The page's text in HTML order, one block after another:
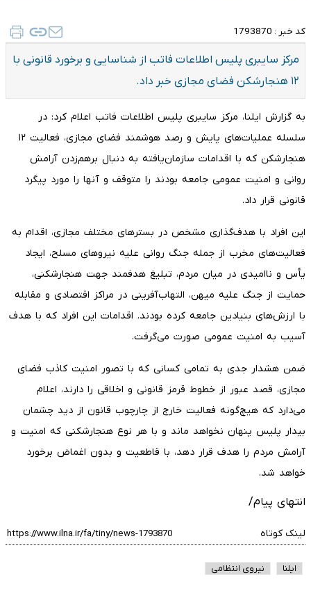
کد خبر : 1793870
مرکز سایبری پلیس اطلاعات فاتب از شناسایی و برخورد قانونی با
۱۲ هنجارشکن فضای مجازی خبر داد.
به گزارش ایلنا، مرکز سایبری پلیس اطلاعات فاتب اعلام کرد: در
سلسله عملیات‌های پایش و رصد هوشمند فضای مجازی، فعالیت ۱۲
هنجارشکن که با اقدامات سازمان‌یافته به دنبال برهم‌زدن آرامش
روانی و امنیت عمومی جامعه بودند را متوقف و آنها را مورد پیگرد
قانونی قرار داد.
این افراد با هدف‌گذاری مشخص در بستر‌های مختلف مجازی، اقدام به
فعالیت‌های مخرب از جمله جنگ روانی علیه نیرو‌های مسلح، ایجاد
یأس و ناامیدی در میان مردم، تبلیغ هدفمند جهت هنجارشکنی،
حمایت از جنگ علیه میهن، التهاب‌آفرینی در مراکز اقتصادی و مقابله
با ارزش‌های بنیادین جامعه کرده بودند. اقدامات این افراد که با هدف
آسیب به امنیت عمومی صورت می‌گرفت.
ضمن هشدار جدی به تمامی کسانی که با تصور امنیت کاذب فضای
مجازی، قصد عبور از خطوط قرمز قانونی و اخلاقی را دارند، اعلام
می‌دارد که هیچ‌گونه فعالیت خارج از چارچوب قانون از دید چشمان
بیدار پلیس پنهان نخواهد ماند و با هر نوع هنجارشکنی که امنیت و
آرامش مردم را هدف قرار دهد، با قاطعیت و بدون اغماض برخورد
خواهد شد.
انتهای پیام/
لینک کوتاه
ایلنا نیروی انتظامی